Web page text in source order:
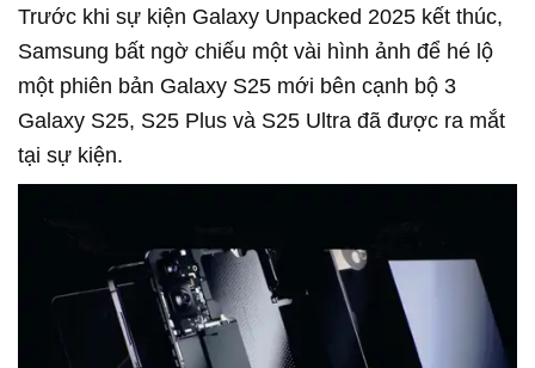
Trước khi sự kiện Galaxy Unpacked 2025 kết thúc,
Samsung bất ngờ chiếu một vài hình ảnh để hé lộ
một phiên bản Galaxy S25 mới bên cạnh bộ 3
Galaxy S25, S25 Plus và S25 Ultra đã được ra mắt
tại sự kiện.